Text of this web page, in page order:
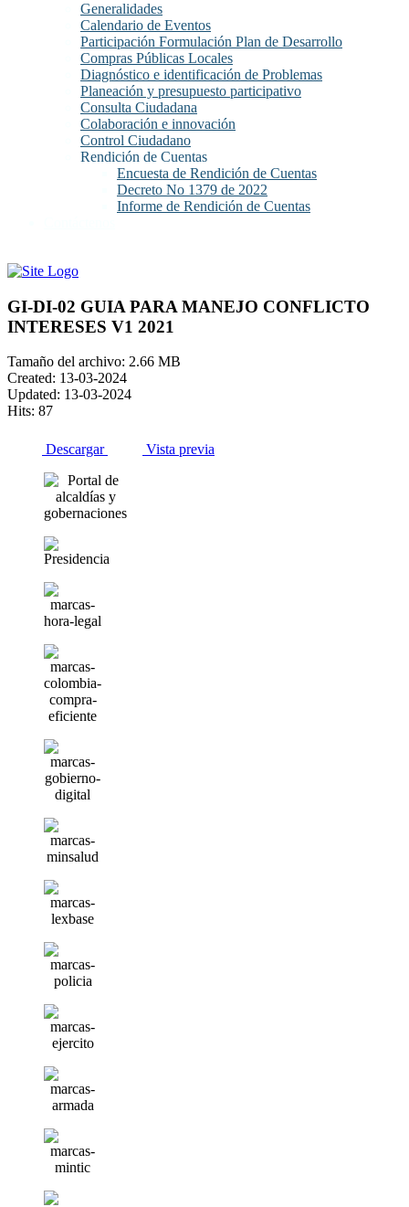
Generalidades
Calendario de Eventos
Participación Formulación Plan de Desarrollo
Compras Públicas Locales
Diagnóstico e identificación de Problemas
Planeación y presupuesto participativo
Consulta Ciudadana
Colaboración e innovación
Control Ciudadano
Rendición de Cuentas
Encuesta de Rendición de Cuentas
Decreto No 1379 de 2022
Informe de Rendición de Cuentas
GI-DI-02 GUIA PARA MANEJO CONFLICTO
INTERESES V1 2021
Tamaño del archivo: 2.66 MB
Created: 13-03-2024
Updated: 13-03-2024
Hits: 87
Descargar Vista previa